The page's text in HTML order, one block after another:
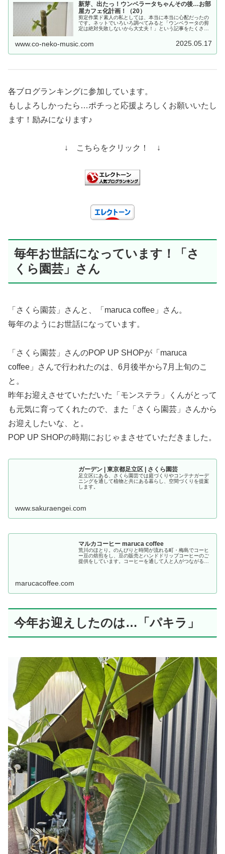
新芽、出たっ！ウンベラータちゃんその後…お部
屋カフェ化計画！（20）
剪定作業ド素人の私としては、本当に本当に心配だったの
です。ネットでいろいろ調べてみると「ウンベラータの剪
定は絶対失敗しないから大丈夫！」という記事をたくさん
www.co-neko-music.com 2025.05.17
各ブログランキングに参加しています。
もしよろしかったら…ポチっと応援よろしくお願いいたし
ます！励みになります♪
↓ こちらをクリック！ ↓
毎年お世話になっています！「さ
くら園芸」さん
「さくら園芸」さんと、「maruca coffee」さん。
毎年のようにお世話になっています。
「さくら園芸」さんのPOP UP SHOPが「maruca
coffee」さんで行われたのは、6月後半から7月上旬のこ
と。
昨年お迎えさせていただいた「モンステラ」くんがとって
も元気に育ってくれたので、また「さくら園芸」さんから
お迎えしたいな、と。
POP UP SHOPの時期におじゃまさせていただきました。
ガーデン | 東京都足立区 | さくら園芸
足立区にある、さくら園芸では庭づくりやコンテナガーデ
ニングを通して植物と共にある暮らし、空間づくりを提案
します。
www.sakuraengei.com
マルカコーヒー maruca coffee
荒川のほとり。のんびりと時間が流れる町・梅島でコーヒ
ー豆の焙煎をし、豆の販売とハンドドリップコーヒーのご
提供をしています。コーヒーを通して人と人がつながるそ
marucacoffee.com
今年お迎えしたのは…「パキラ」